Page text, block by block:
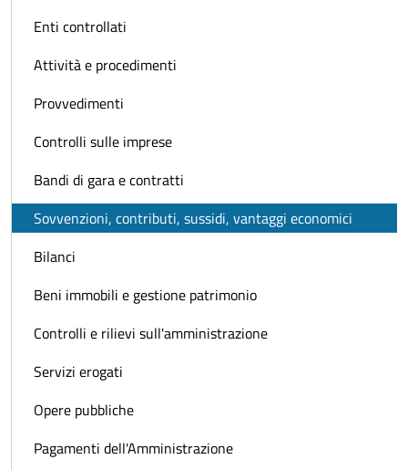
Enti controllati
Attività e procedimenti
Provvedimenti
Controlli sulle imprese
Bandi di gara e contratti
Sovvenzioni, contributi, sussidi, vantaggi economici
Bilanci
Beni immobili e gestione patrimonio
Controlli e rilievi sull'amministrazione
Servizi erogati
Opere pubbliche
Pagamenti dell'Amministrazione